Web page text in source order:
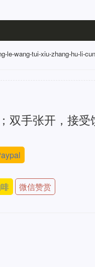
le-wang-tui-xiu-zhang-hu-li-
双手张开，接受
微信赞赏